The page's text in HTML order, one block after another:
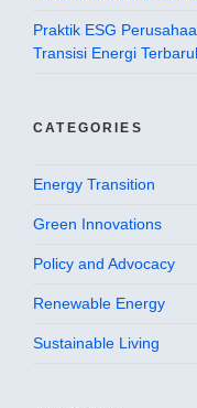
Praktik ESG
Transisi Energi
CATEGORIES
Energy Transition
Green Innovations
Policy and Advocacy
Renewable Energy
Sustainable Living